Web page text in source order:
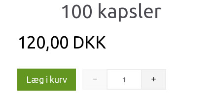
100 kapsler
120,00 DKK
Læg i kurv